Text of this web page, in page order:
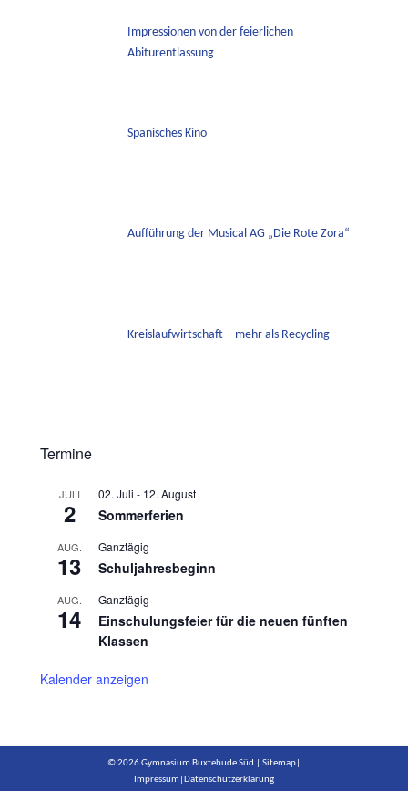
Impressionen von der feierlichen
Abiturentlassung
Spanisches Kino
Aufführung der Musical AG „Die Rote Zora“
Kreislaufwirtschaft – mehr als Recycling
Termine
JULI
2
02. Juli - 12. August
Sommerferien
AUG.
13
Ganztägig
Schuljahresbeginn
AUG.
14
Ganztägig
Einschulungsfeier für die neuen fünften
Klassen
Kalender anzeigen
© 2026 Gymnasium Buxtehude Süd | Sitemap
Impressum
Datenschutzerklärung